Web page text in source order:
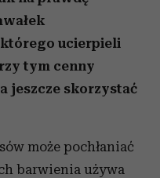
ucierpieli
tym cenny
jeszcze skorzystać
może pochłaniać
barwienia używa